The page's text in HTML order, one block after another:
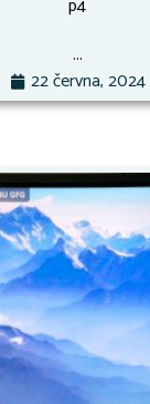
p4
...
22 června, 2024